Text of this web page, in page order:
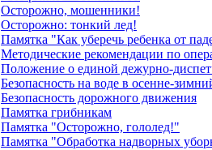
Осторожно, мошенники!
Осторожно: тонкий лед!
Памятка "Как уберечь ребенка от
Методические рекомендации по
Положение о единой дежурно-
Безопасность на воде в осенне-
Безопасность дорожного движения
Памятка грибникам
Памятка "Осторожно, гололед!"
Памятка "Обработка надворных